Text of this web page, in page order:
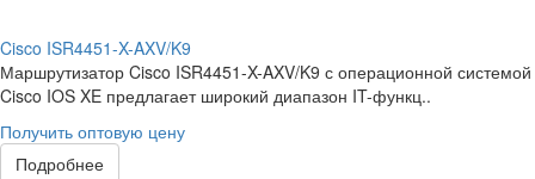
Cisco ISR4451-X-AXV/K9
Маршрутизатор Cisco ISR4451-X-AXV/K9 с операционной системой
Cisco IOS XE предлагает широкий диапазон IT-функц..
Получить оптовую цену
Подробнее